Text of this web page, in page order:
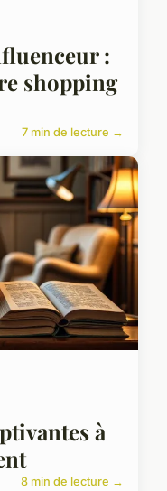
:
shopping
7 min de lecture →
à
8 min de lecture →